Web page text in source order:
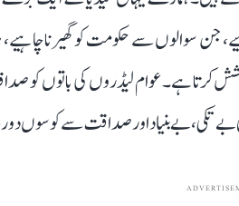
جن سوالوں سے حکومت کو گھیرنا
ہے۔ عوام لیڈروں کی باتوں کو
بے تکی، بے بنیاد اور صداقت سے کوسوں